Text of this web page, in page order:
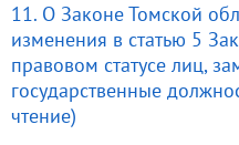
11. О Законе Томской
изменения в статью 5
правовом статусе лиц,
государственные
чтение)